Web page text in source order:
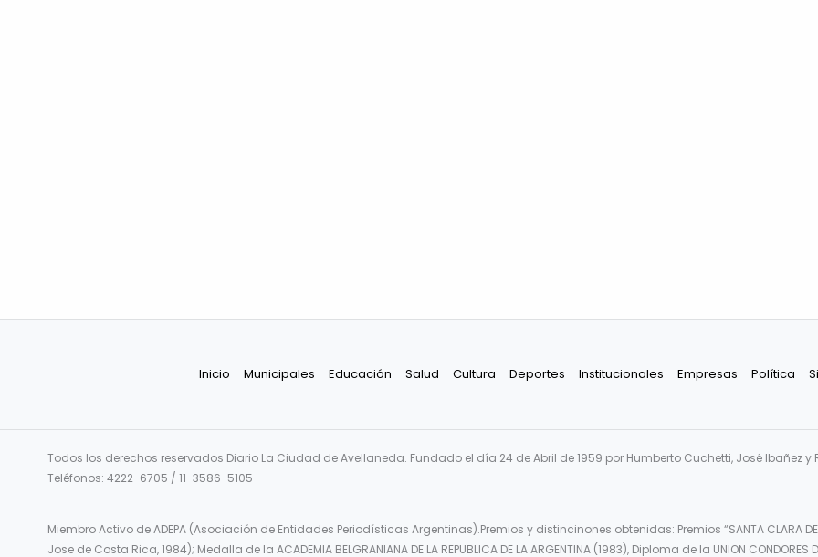
Inicio Municipales Educación Salud Cultura Deportes Institucionales Empresas Política
Todos los derechos reservados Diario La Ciudad de Avellaneda. Fundado el día 24 de Abril de 1959 por Humberto Cuchetti, José Ibañez
Teléfonos: 4222-6705 / 11-3586-5105
Miembro Activo de ADEPA (Asociación de Entidades Periodísticas Argentinas).Premios y distincinones obtenidas: Premios “SANTA CLARA DE
Jose de Costa Rica, 1984); Medalla de la ACADEMIA BELGRANIANA DE LA REPUBLICA DE LA ARGENTINA (1983), Diploma de la UNION